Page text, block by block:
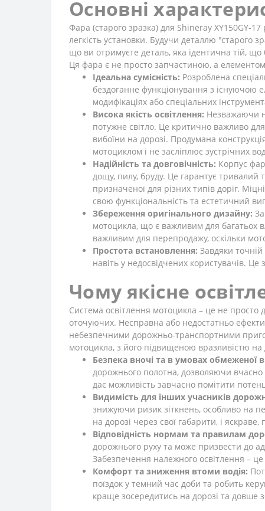
Основні
Фара (старого зразка) для Shineray XY150GY-
легкість установки. Будучи деталлю "старого
що ви отримуєте деталь, яка ідентична тій,
Ця фара є не просто запчастиною, а
Ідеальна сумісність: Розроблена
бездоганне функціонування з існуючою
модифікаціях або спеціальних
Висока якість освітлення: Незважаючи
потужне світло. Це критично важливо
вибоїни на дорозі. Продумана
мотоциклом і не засліплює зустрічних
Надійність та довговічність: Корпус
дощу, пилу, бруду. Це гарантує тривалий
призначеної для різних типів доріг.
свою функціональність та естетичний
Збереження оригінального дизайну:
мотоцикла, що є важливим для багатьох
важливим для перепродажу, оскільки
Простота встановлення: Завдяки
навіть у недосвідчених користувачів.
Чому якісне
Система освітлення мотоцикла – це не просто
оточуючих. Несправна або недостатньо
небезпечними дорожньо-транспортними
мотоцикла, з його підвищеною вразливістю
Безпека вночі та в умовах обмеженої
дорожнього полотна, дозволяючи вчасно
дає можливість завчасно помітити
Видимість для інших учасників
знижуючи ризик зіткнень, особливо на
на дорозі через свої габарити, і
Відповідність нормам та правилам
дорожнього руху та може призвести до
Забезпечення належного освітлення –
Комфорт та зниження втоми водія:
поїздок у темний час доби та робить
краще зосередитись на дорозі та довше